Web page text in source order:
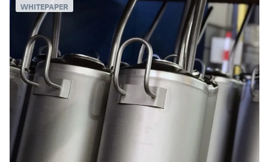
WHITEPAPER